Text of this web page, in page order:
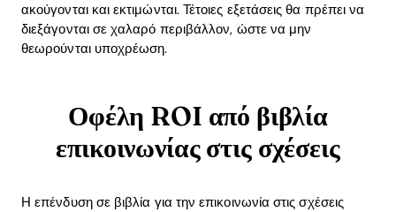
ακούγονται και εκτιμώνται. Τέτοιες εξετάσεις θα πρέπει να
διεξάγονται σε χαλαρό περιβάλλον, ώστε να μην
θεωρούνται υποχρέωση.
Οφέλη ROI από βιβλία
επικοινωνίας στις σχέσεις
Η επένδυση σε βιβλία για την επικοινωνία στις σχέσεις